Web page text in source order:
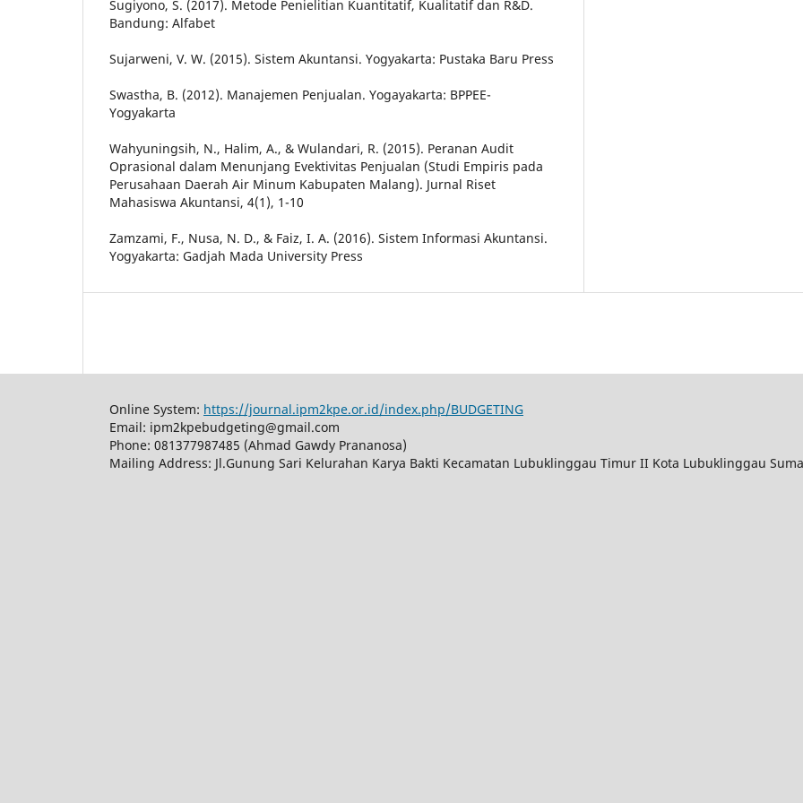
Sugiyono, S. (2017). Metode Penielitian Kuantitatif, Kualitatif dan R&D.
Bandung: Alfabet
Sujarweni, V. W. (2015). Sistem Akuntansi. Yogyakarta: Pustaka Baru Press
Swastha, B. (2012). Manajemen Penjualan. Yogayakarta: BPPEE-
Yogyakarta
Wahyuningsih, N., Halim, A., & Wulandari, R. (2015). Peranan Audit
Oprasional dalam Menunjang Evektivitas Penjualan (Studi Empiris pada
Perusahaan Daerah Air Minum Kabupaten Malang). Jurnal Riset
Mahasiswa Akuntansi, 4(1), 1-10
Zamzami, F., Nusa, N. D., & Faiz, I. A. (2016). Sistem Informasi Akuntansi.
Yogyakarta: Gadjah Mada University Press
Online System: https://journal.ipm2kpe.or.id/index.php/BUDGETING
Email: ipm2kpebudgeting@gmail.com
Phone: 081377987485 (Ahmad Gawdy Prananosa)
Mailing Address: Jl.Gunung Sari Kelurahan Karya Bakti Kecamatan Lubuklinggau Timur II Kota Lubuklinggau